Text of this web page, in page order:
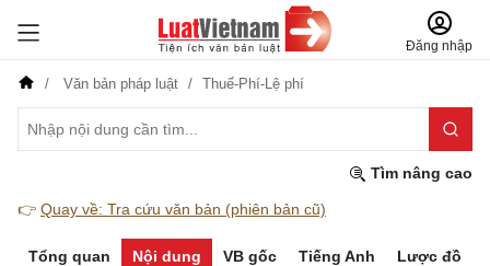
Đăng nhập
Văn bản pháp luật Thuế-Phí-Lệ phí
Tìm nâng cao
👉 Quay về: Tra cứu văn bản (phiên bản cũ)
Tổng quan Nội dung VB gốc Tiếng Anh Lược đồ